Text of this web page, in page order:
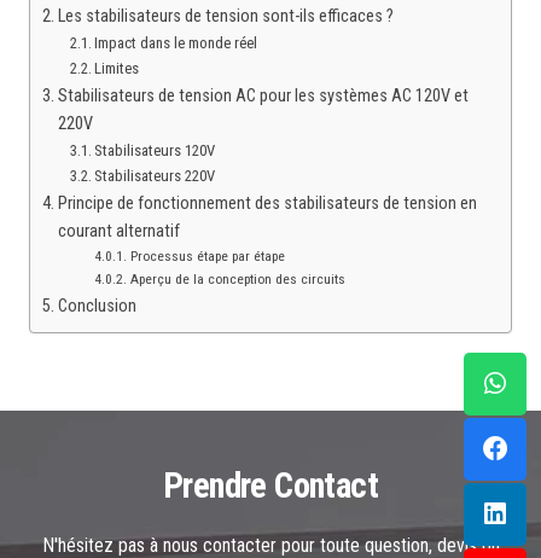
Les stabilisateurs de tension sont-ils efficaces ?
Impact dans le monde réel
Limites
Stabilisateurs de tension AC pour les systèmes AC 120V et
220V
Stabilisateurs 120V
Stabilisateurs 220V
Principe de fonctionnement des stabilisateurs de tension en
courant alternatif
Processus étape par étape
Aperçu de la conception des circuits
Conclusion
Prendre Contact
N'hésitez pas à nous contacter pour toute question, devis ou